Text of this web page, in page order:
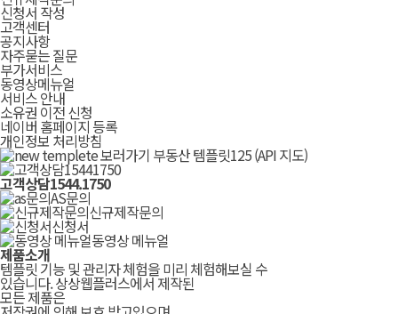
신청서 작성
고객센터
공지사항
자주묻는 질문
부가서비스
동영상메뉴얼
서비스 안내
소유권 이전 신청
네이버 홈페이지 등록
개인정보 처리방침
부동산 템플릿125 (API 지도)
고객상담1544.1750
AS문의
신규제작문의
신청서
동영상 메뉴얼
제품소개
템플릿 기능 및 관리자 체험을 미리 체험해보실 수
있습니다. 상상웹플러스에서 제작된
모든 제품은